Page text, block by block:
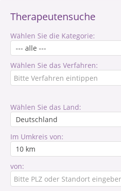
Therapeutensuche
Wählen Sie die Kategorie:
Wählen Sie das Verfahren:
Wählen Sie das Land:
Im Umkreis von:
von: